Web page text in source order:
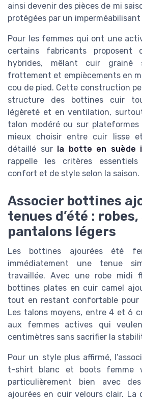
ainsi devenir des pièces de mi
protégées par un
Pour les femmes qui ont une
certains fabricants proposent
hybrides, mêlant cuir
frottement et empiècements en
cou de pied. Cette construction
structure des bottines cuir
légèreté et en ventilation,
talon modéré ou sur plateformes
mieux choisir entre cuir lisse
détaillé sur
la botte en suède
rappelle les critères
confort et de style selon la saison.
Associer bottines
tenues d’été :
pantalons légers
Les bottines ajourées été
immédiatement une tenue
travaillée. Avec une robe midi
bottines plates en cuir camel
tout en restant confortable pour
Les talons moyens, entre 4 et 6
aux femmes actives qui
centimètres sans sacrifier la
Pour un style plus affirmé,
t-shirt blanc et boots femme
particulièrement bien avec
ajourées en cuir velours clair. La